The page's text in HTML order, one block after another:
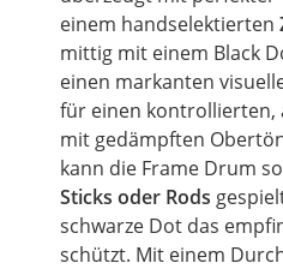
einem handselektierten
mittig mit einem Black
einen markanten
für einen kontrollierten,
mit gedämpften
kann die Frame Drum
Sticks oder Rods
schwarze Dot das
schützt. Mit einem